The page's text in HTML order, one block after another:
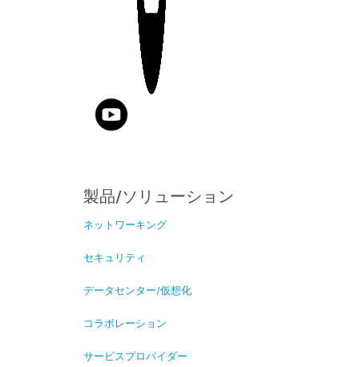
製品/ソリューション
ネットワーキング
セキュリティ
データセンター/仮想化
コラボレーション
サービスプロバイダー